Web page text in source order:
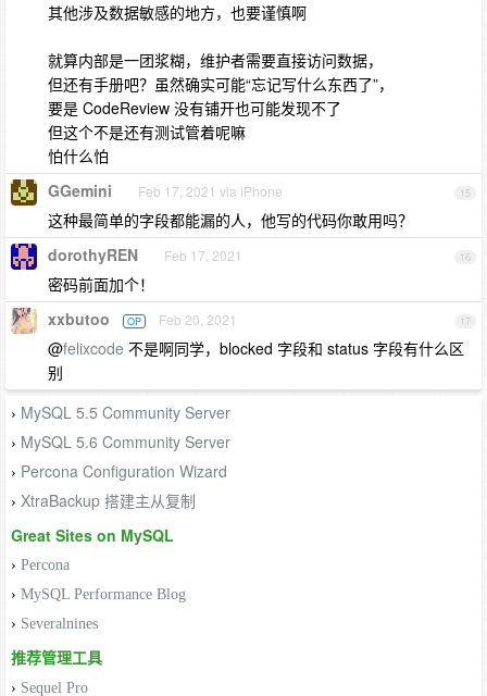
其他涉及数据敏感的地方，也要谨慎啊
就算内部是一团浆糊，维护者需要直接访问数据，
但还有手册吧？虽然确实可能“忘记写什么东西了”，
要是 CodeReview 没有铺开也可能发现不了
但这个不是还有测试管着呢嘛
怕什么怕
15
GGemini Feb 17, 2021 via iPhone
这种最简单的字段都能漏的人，他写的代码你敢用吗？
16
dorothyREN Feb 17, 2021
密码前面加个！
17
xxbutoo OP Feb 20, 2021
@felixcode 不是啊同学，blocked 字段和 status 字段有什么区
别
› MySQL 5.5 Community Server
› MySQL 5.6 Community Server
› Percona Configuration Wizard
› XtraBackup 搭建主从复制
Great Sites on MySQL
› Percona
› MySQL Performance Blog
› Severalnines
推荐管理工具
› Sequel Pro